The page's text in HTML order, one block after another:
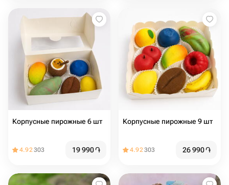
Корпусные пирожные 6 шт
4.92303 19 990֏
Корпусные пирожные 9 шт
4.92303 26 990֏